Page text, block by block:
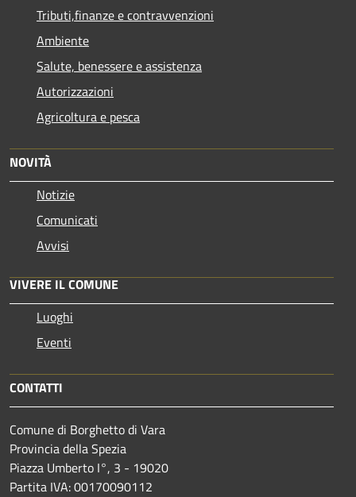
Tributi,finanze e contravvenzioni
Ambiente
Salute, benessere e assistenza
Autorizzazioni
Agricoltura e pesca
NOVITÀ
Notizie
Comunicati
Avvisi
VIVERE IL COMUNE
Luoghi
Eventi
CONTATTI
Comune di Borghetto di Vara
Provincia della Spezia
Piazza Umberto I°, 3 - 19020
Partita IVA: 00170090112